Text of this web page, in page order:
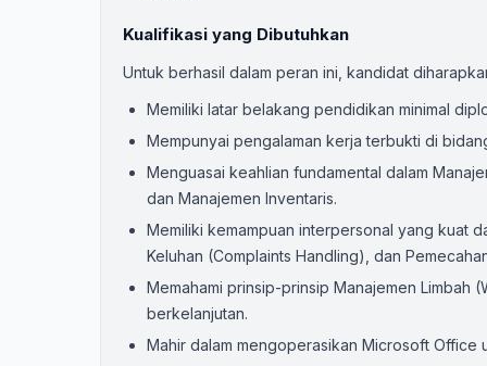
Kualifikasi yang Dibutuhkan
Untuk berhasil dalam peran ini, kandidat
Memiliki latar belakang pendidikan minimal
Mempunyai pengalaman kerja terbukti di
Menguasai keahlian fundamental dalam
dan Manajemen Inventaris.
Memiliki kemampuan interpersonal yang kuat
Keluhan (Complaints Handling), dan
Memahami prinsip-prinsip Manajemen Limbah
berkelanjutan.
Mahir dalam mengoperasikan Microsoft Office